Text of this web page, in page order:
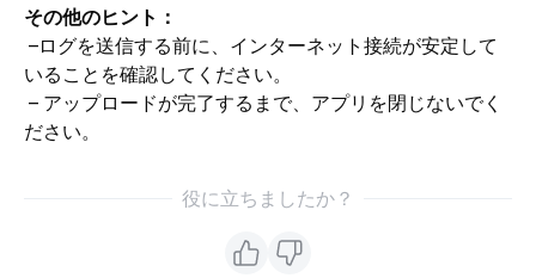
その他のヒント：
いることを確認してください。
ださい。
役に立ちましたか？